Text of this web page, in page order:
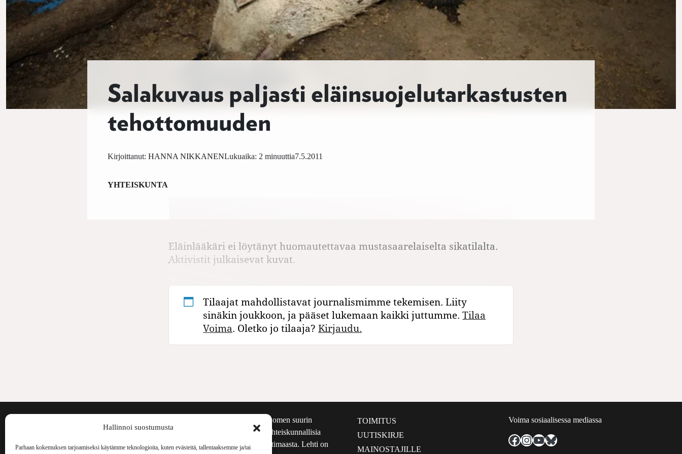
Hallinnoi suostumusta
Parhaan kokemuksen tarjoamiseksi käytämme teknologioita, kuten evästeitä, tallentaaksemme ja/tai
Salakuvaus paljasti eläinsuojelutarkastusten
tehottomuuden
7.5.2011
Kirjoittanut: HANNA NIKKANENLukuaika: 2 minuuttia
YHTEISKUNTA
Eläinlääkäri ei löytänyt huomautettavaa mustasaarelaiselta sikatilalta.
Aktivistit julkaisevat kuvat.
Tilaajat mahdollistavat journalismimme tekemisen. Liity
sinäkin joukkoon, ja pääset lukemaan kaikki juttumme.Tilaa
Voima. Oletko jo tilaaja?Kirjaudu.
Voima Kustannus
Voima on painosmäärältään Suomen suurin
kulttuurilehti. Se nostaa esiin yhteiskunnallisia
aiheita niin maailmalta kuin kotimaasta. Lehti on
TOIMITUS
UUTISKIRJE
MAINOSTAJILLE
Voima sosiaalisessa mediassa
Facebook
Instagram
YouTube
Bluesky